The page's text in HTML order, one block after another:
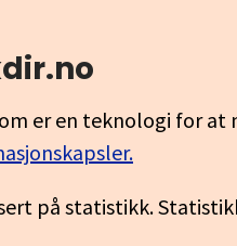
er en teknologi for
på statistikk.